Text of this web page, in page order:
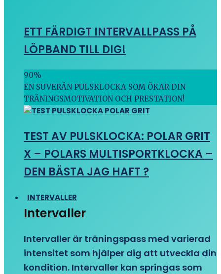
ETT FÄRDIGT INTERVALLPASS PÅ
LÖPBAND TILL DIG!
90%
EN SUVERÄN PULSKLOCKA SOM ÖKAR DIN
TRÄNINGSMOTIVATION OCH PRESTATION!
TEST AV PULSKLOCKA: POLAR GRIT
X – POLARS MULTISPORTKLOCKA –
DEN BÄSTA JAG HAFT ?
INTERVALLER
Intervaller
Intervaller är träningspass med varierad
intensitet som hjälper dig att utveckla din
kondition. Intervaller kan springas som